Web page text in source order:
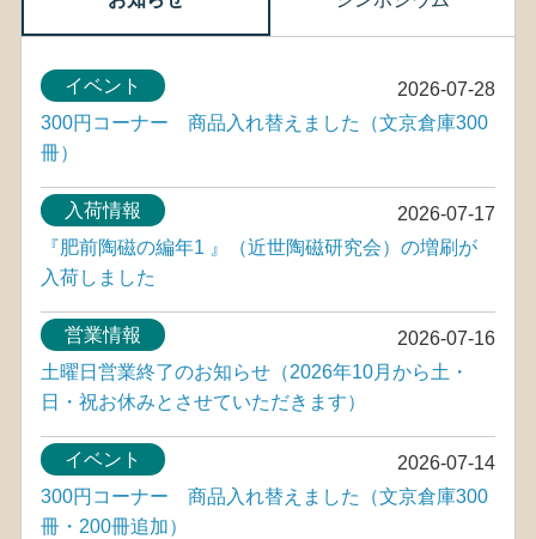
2026-07-28
イベント
300円コーナー 商品入れ替えました（文京倉庫300
冊）
2026-07-17
入荷情報
『肥前陶磁の編年1 』（近世陶磁研究会）の増刷が
入荷しました
2026-07-16
営業情報
土曜日営業終了のお知らせ（2026年10月から土・
日・祝お休みとさせていただきます）
2026-07-14
イベント
300円コーナー 商品入れ替えました（文京倉庫300
冊・200冊追加）